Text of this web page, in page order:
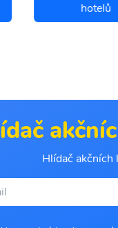
hotelů
Hlídač akčních